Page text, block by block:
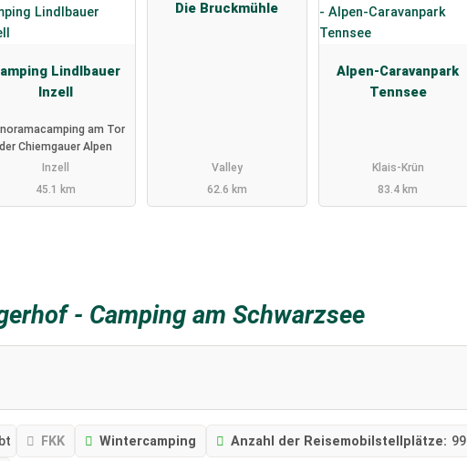
Lindlbauer
Inzell
am Tor
der Chiemgauer Alpen
Inzell
45.1 km
Die Bruckmühle
Valley
62.6 km
Alpen-Caravanpark
Tennsee
Klais-Krün
83.4 km
- Camping am Schwarzsee
FKK Wintercamping Anzahl der Reisemobilstellplätze: 99